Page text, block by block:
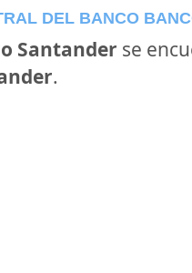
DEL BANCO
Santander se
.